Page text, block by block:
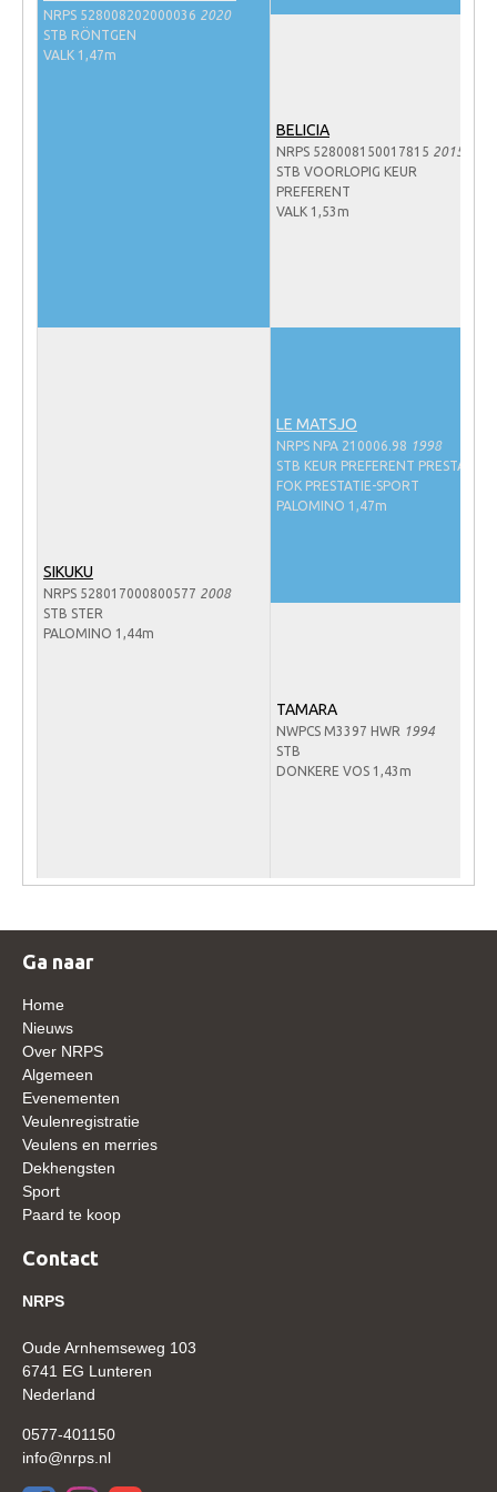
NRPS Keuringen
Hengstenkeuring
Dutch Pony Championship
PEDIGREE ONLINE
Informatie aan je paard of pony toevoegen
Fokprogramma's en registratie
Dekhengsten
Zoek een hengst
HENGSTEN ONLINE
Hengstenselectie
Verrichtingsonderzoek 2025-2026
Verrichtingsonderzoek 2024-2025
NRPS 528008202000036 2020
STB RÖNTGEN
VALK 1,47m
BELICIA
NRPS 528008150017815 2015
STB VOORLOPIG KEUR
PREFERENT
VALK 1,53m
SIKUKU
NRPS 528017000800577 2008
STB STER
PALOMINO 1,44m
LE MATSJO
NRPS NPA 210006.98 1998
STB KEUR PREFERENT PRESTATIE-
FOK PRESTATIE-SPORT
PALOMINO 1,47m
TAMARA
NWPCS M3397 HWR 1994
STB
DONKERE VOS 1,43m
Ga naar
Home
Nieuws
Over NRPS
Algemeen
Evenementen
Veulenregistratie
Veulens en merries
Dekhengsten
Sport
Paard te koop
Contact
NRPS
Oude Arnhemseweg 103
6741 EG Lunteren
Nederland
0577-401150
info@nrps.nl